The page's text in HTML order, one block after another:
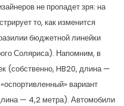
не пропадет зря: на
то, как изменится
бюджетной линейки
Соляриса). Напомним, в
(собственно, HB20, длина —
вариант
— 4,2 метра). Автомобили